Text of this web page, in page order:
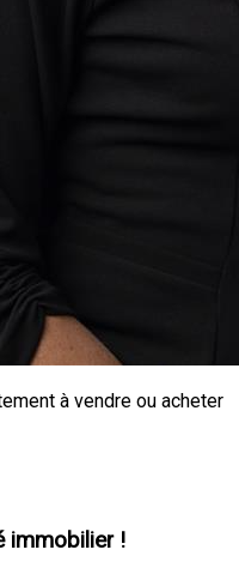
à vendre ou acheter
immobilier !